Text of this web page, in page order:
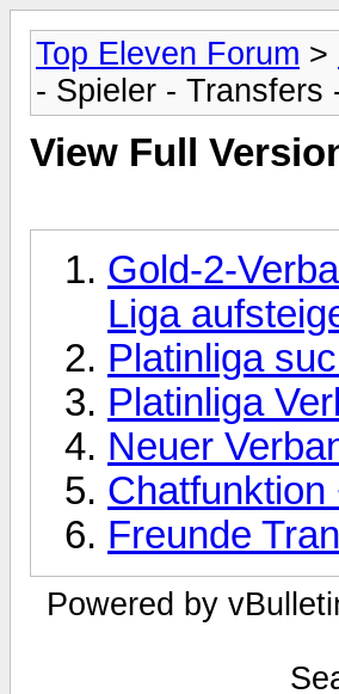
Top Eleven Forum >
- Spieler - Transfers
View Full
Gold-2-
Liga
Platinliga
Platinliga
Neuer
Freunde
Powered by